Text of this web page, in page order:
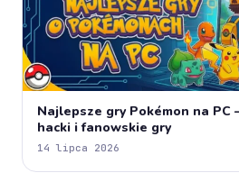
Najlepsze gry Pokémon na PC
hacki i fanowskie gry
14 lipca 2026